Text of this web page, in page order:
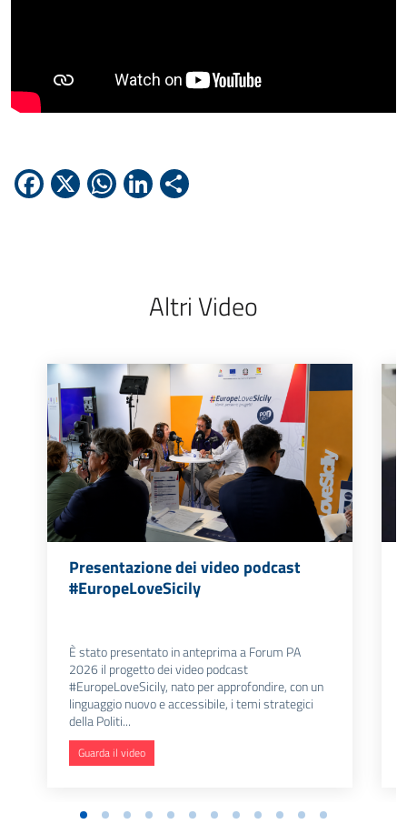
Facebook
X WhatsApp
LinkedIn
Altri Video
Presentazione dei video podcast
#EuropeLoveSicily
È stato presentato in anteprima a Forum PA
2026 il progetto dei video podcast
#EuropeLoveSicily, nato per approfondire, con un
linguaggio nuovo e accessibile, i temi strategici
della Politi...
Guarda il video